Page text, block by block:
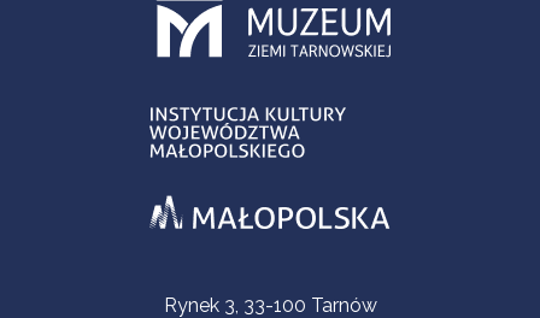
Informacje kontaktoweRynek 3, 33-100 Tarnów